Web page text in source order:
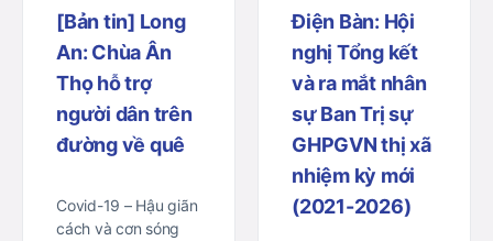
[Bản tin] Long
An: Chùa Ân
Thọ hỗ trợ
người dân trên
đường về quê
Covid-19 – Hậu giãn
cách và cơn sóng
Điện Bàn: Hội
nghị Tổng kết
và ra mắt nhân
sự Ban Trị sự
GHPGVN thị xã
nhiệm kỳ mới
(2021-2026)